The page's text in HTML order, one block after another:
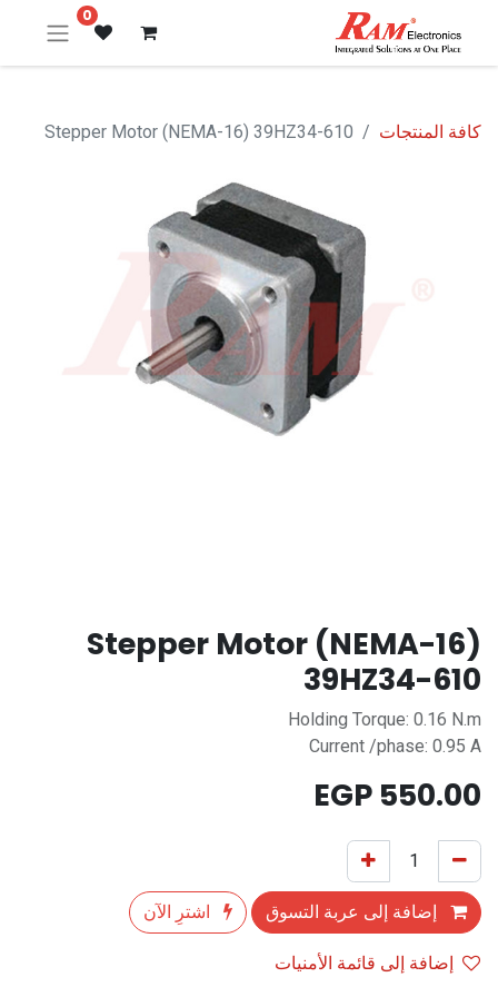
0
كافة المنتجات Stepper Motor (NEMA-16) 39HZ34-610
Stepper Motor (NEMA-16)
39HZ34-610
Holding Torque: 0.16 N.m
Current /phase: 0.95 A
550.00
إضافة إلى عربة التسوق
اشترِ الآن
إضافة إلى قائمة الأمنيات